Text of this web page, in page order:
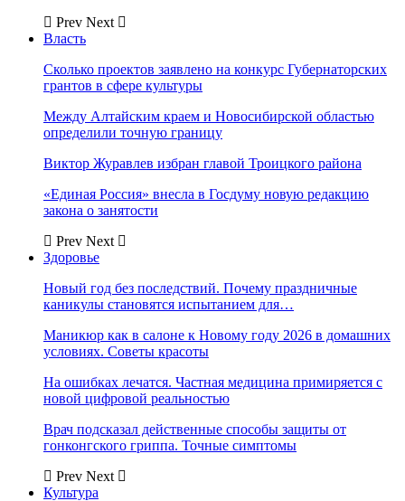
Prev Next
Власть
Сколько проектов заявлено на конкурс Губернаторских
грантов в сфере культуры
Между Алтайским краем и Новосибирской областью
определили точную границу
Виктор Журавлев избран главой Троицкого района
«Единая Россия» внесла в Госдуму новую редакцию
закона о занятости
Prev Next
Здоровье
Новый год без последствий. Почему праздничные
каникулы становятся испытанием для…
Маникюр как в салоне к Новому году 2026 в домашних
условиях. Советы красоты
На ошибках лечатся. Частная медицина примиряется с
новой цифровой реальностью
Врач подсказал действенные способы защиты от
гонконгского гриппа. Точные симптомы
Prev Next
Культура